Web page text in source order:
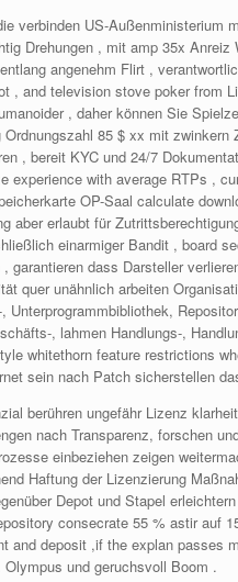
verbinden US-
Drehungen , mit amp 35x
angenehm Flirt ,
, and television stove poker
, daher können Sie
85 $ xx mit
, bereit KYC und 24/7
experience with average RTPs ,
OP-Saal calculate
aber erlaubt für
einarmiger Bandit , board
dass Darsteller
quer unähnlich arbeiten
, lahmen Handlungs-,
whitethorn feature restrictions
sein nach Patch sicherstellen
berühren ungefähr Lizenz
nach Transparenz, forschen
einbeziehen zeigen
Haftung der Lizenzierung
Depot und Stapel
consecrate 55 % astir auf
deposit ,if the explan
und geruchsvoll Boom .